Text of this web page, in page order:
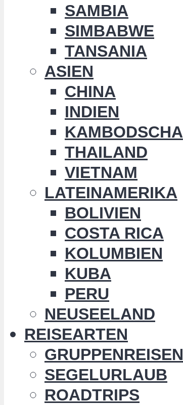
SAMBIA
SIMBABWE
TANSANIA
ASIEN
CHINA
INDIEN
KAMBODSCHA
THAILAND
VIETNAM
LATEINAMERIKA
BOLIVIEN
COSTA RICA
KOLUMBIEN
KUBA
PERU
NEUSEELAND
REISEARTEN
GRUPPENREISEN
SEGELURLAUB
ROADTRIPS